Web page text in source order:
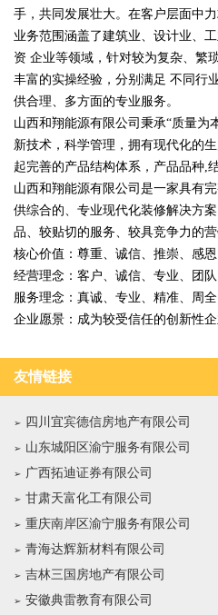
手，共同发展壮大。在客户层面中
业务范围涵盖了建筑业、设计业、
资 企业等领域，针对较为复杂、繁
丰富的实操经验，分别满足 不同行
供合理、多方面的专业服务。
山西和翔能源有限公司秉承“质量为
新技术，科学管理，拥有现代化的
起完善的产品结构体系，产品品种,
山西和翔能源有限公司是一家具有
供综合的、专业现代化装修解决方
品、较贴切的服务、较具竞争力的营
核心价值：尊重、诚信、推崇、感
经营理念：客户、诚信、专业、团
服务理念：真诚、专业、精准、周
企业愿景：成为较受信任的创新性
友情链接
四川宜宾德信房地产有限公司
山东城阳区渝宁服务有限公司
广西拓迪证券有限公司
甘肃天富化工有限公司
重庆南岸区渝宁服务有限公司
青海达辉新材料有限公司
吉林三国房地产有限公司
安徽典雷教育有限公司